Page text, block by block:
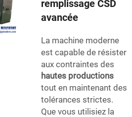
remplissage CSD
avancée
La machine moderne
est capable de résister
aux contraintes des
hautes productions
tout en maintenant des
tolérances strictes.
Que vous utilisiez la